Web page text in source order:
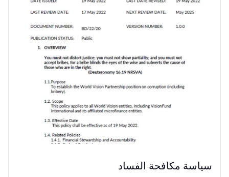
سياسة مكافحة الفساد